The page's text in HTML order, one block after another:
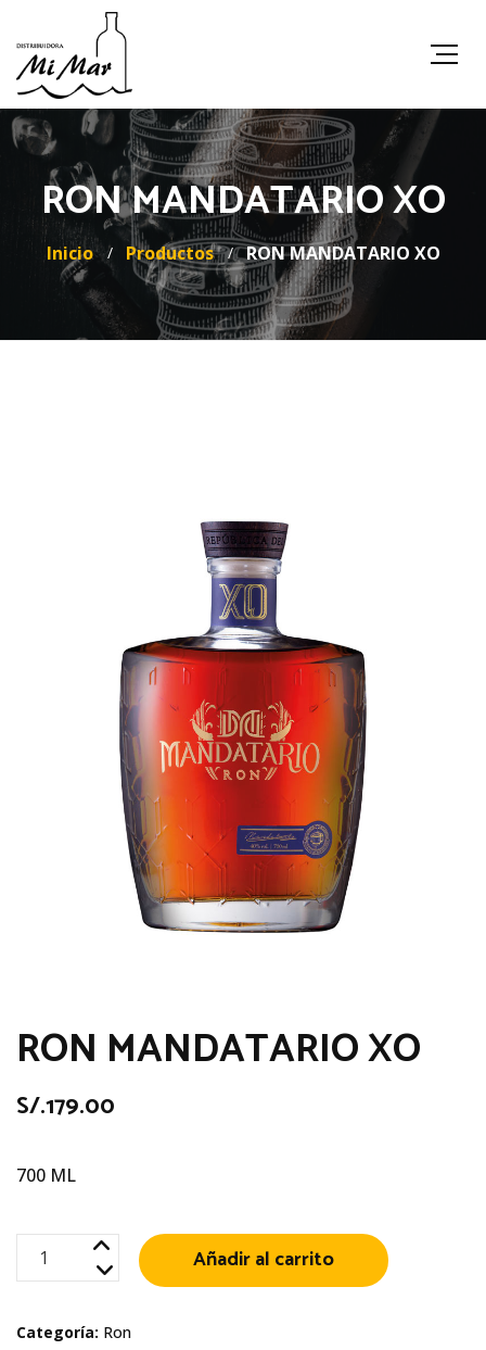
RON MANDATARIO XO
Inicio Productos RON MANDATARIO XO
RON MANDATARIO XO
S/.179.00
700 ML
RON
MANDATARIO
cantidad
Añadir al carrito
Categoría: Ron